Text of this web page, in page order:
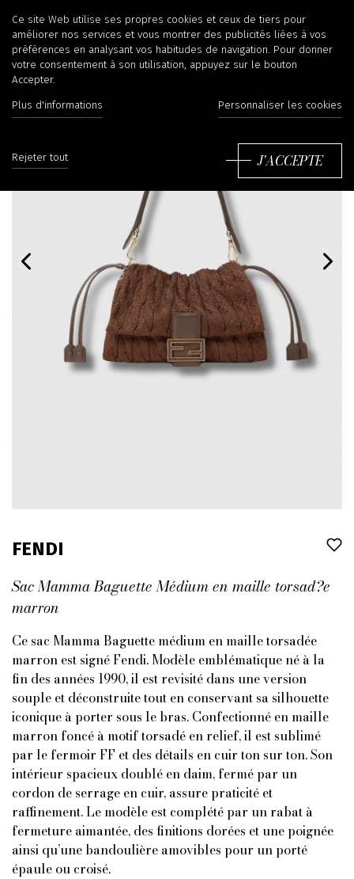
FENDI
Sac Mamma Baguette Médium en maille torsad?e
marron
Ce sac Mamma Baguette médium en maille torsadée
marron est signé Fendi. Modèle emblématique né à la
fin des années 1990, il est revisité dans une version
souple et déconstruite tout en conservant sa silhouette
iconique à porter sous le bras. Confectionné en maille
marron foncé à motif torsadé en relief, il est sublimé
par le fermoir FF et des détails en cuir ton sur ton. Son
intérieur spacieux doublé en daim, fermé par un
cordon de serrage en cuir, assure praticité et
raffinement. Le modèle est complété par un rabat à
fermeture aimantée, des finitions dorées et une poignée
ainsi qu’une bandoulière amovibles pour un porté
épaule ou croisé.
Ce site Web utilise ses propres cookies et ceux de tiers pour
améliorer nos services et vous montrer des publicités liées à vos
préférences en analysant vos habitudes de navigation. Pour donner
votre consentement à son utilisation, appuyez sur le bouton
Accepter.
Plus d'informations Personnaliser les cookies
Rejeter tout J'ACCEPTE